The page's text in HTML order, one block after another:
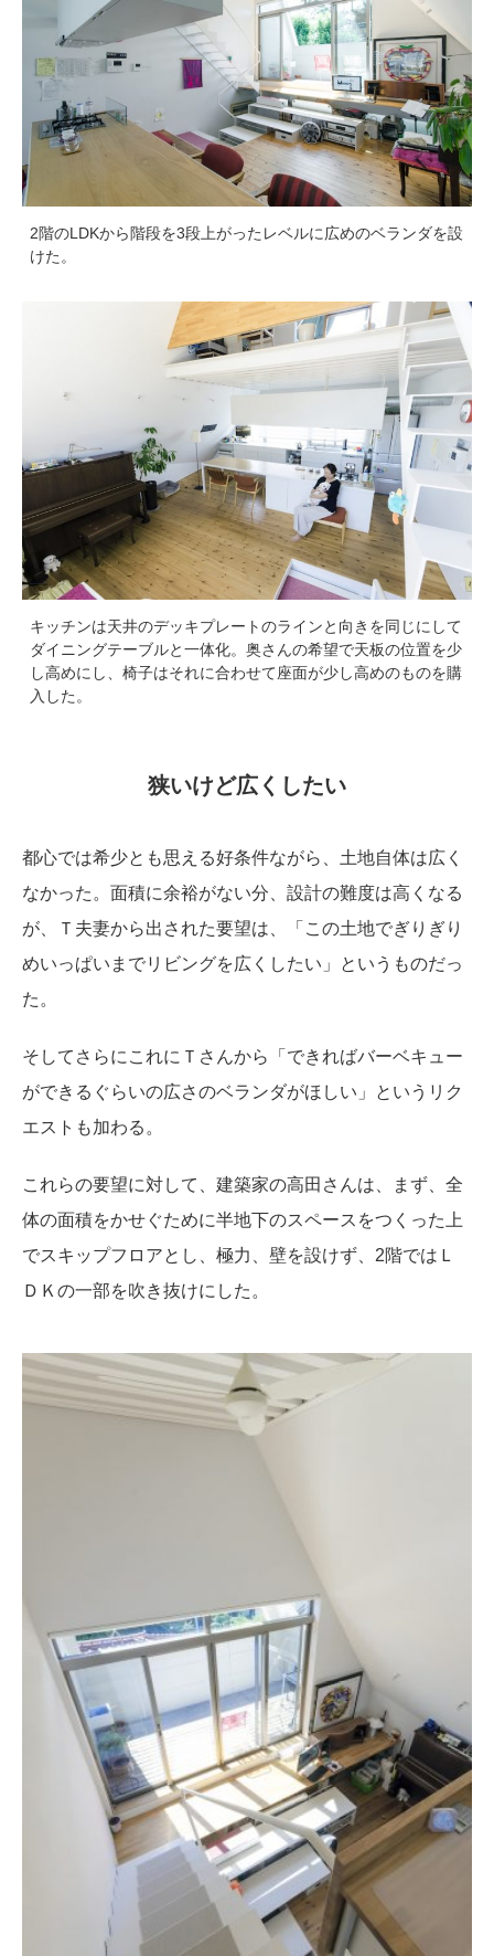
2階のLDKから階段を3段上がったレベルに広めのベランダを設
けた。
キッチンは天井のデッキプレートのラインと向きを同じにして
ダイニングテーブルと一体化。奥さんの希望で天板の位置を少
し高めにし、椅子はそれに合わせて座面が少し高めのものを購
入した。
狭いけど広くしたい
都心では希少とも思える好条件ながら、土地自体は広く
なかった。面積に余裕がない分、設計の難度は高くなる
が、Ｔ夫妻から出された要望は、「この土地でぎりぎり
めいっぱいまでリビングを広くしたい」というものだっ
た。
そしてさらにこれにＴさんから「できればバーベキュー
ができるぐらいの広さのベランダがほしい」というリク
エストも加わる。
これらの要望に対して、建築家の高田さんは、まず、全
体の面積をかせぐために半地下のスペースをつくった上
でスキップフロアとし、極力、壁を設けず、2階ではＬ
ＤＫの一部を吹き抜けにした。